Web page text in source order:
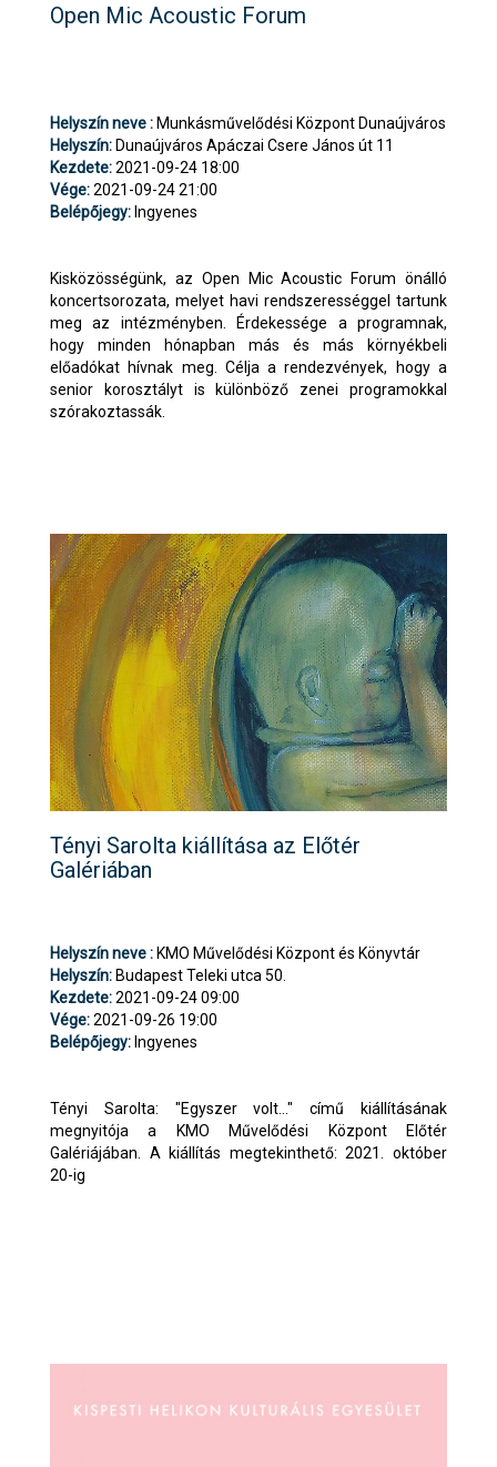
Open Mic Acoustic Forum
Helyszín neve : Munkásművelődési Központ Dunaújváros
Helyszín: Dunaújváros Apáczai Csere János út 11
Kezdete:2021-09-24 18:00
Vége:2021-09-24 21:00
Belépőjegy: Ingyenes
Kisközösségünk, az Open Mic Acoustic Forum önálló
koncertsorozata, melyet havi rendszerességgel tartunk
meg az intézményben. Érdekessége a programnak,
hogy minden hónapban más és más környékbeli
előadókat hívnak meg. Célja a rendezvények, hogy a
senior korosztályt is különböző zenei programokkal
szórakoztassák.
Tényi Sarolta kiállítása az Előtér
Galériában
Helyszín neve : KMO Művelődési Központ és Könyvtár
Helyszín: Budapest Teleki utca 50.
Kezdete:2021-09-24 09:00
Vége:2021-09-26 19:00
Belépőjegy: Ingyenes
Tényi Sarolta: "Egyszer volt..." című kiállításának
megnyitója a KMO Művelődési Központ Előtér
Galériájában. A kiállítás megtekinthető: 2021. október
20-ig